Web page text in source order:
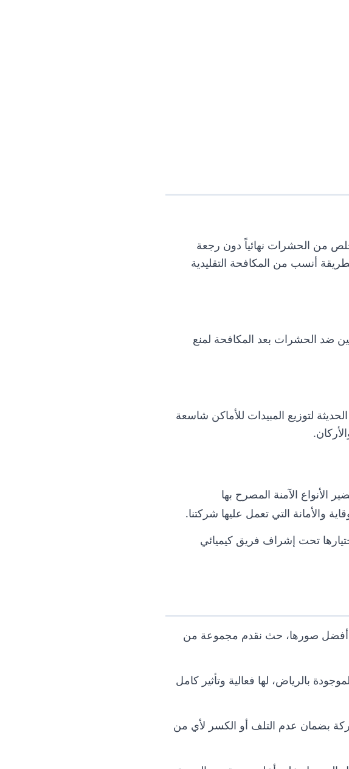
من الحشرات نهائياً دون رجعة
أنسب من المكافحة التقليدية
ضد الحشرات بعد المكافحة لمنع
لتوزيع المبيدات للأماكن شاسعة
الآمنة المصرح بها
والأمانة التي تعمل عليها شركتنا.
تحت إشراف فريق كيميائي
أفضل صورها، حث نقدم مجموعة من
بالرياض، لها فعالية وتأثير كامل
بضمان عدم التلف أو الكسر لأي من